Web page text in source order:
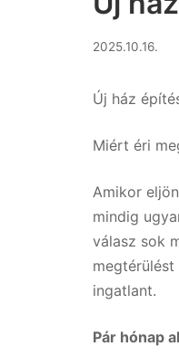
2025.10.16.
Új ház
Miért éri
Amikor
mindig
válasz sok
megtérülést
ingatlant.
Pár hónap